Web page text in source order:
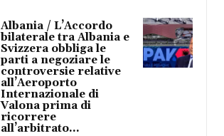
Albania / L’Accordo
bilaterale tra Albania e
Svizzera obbliga le
parti a negoziare le
controversie relative
all’Aeroporto
Internazionale di
Valona prima di
ricorrere
all’arbitrato...